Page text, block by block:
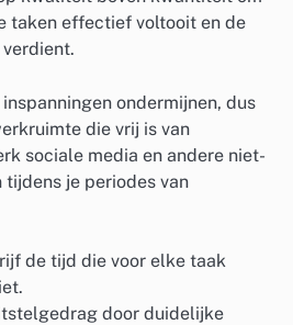
taken effectief voltooit en de
ondermijnen, dus
die vrij is van
sociale media en andere niet-
je periodes van
de tijd die voor elke taak
door duidelijke